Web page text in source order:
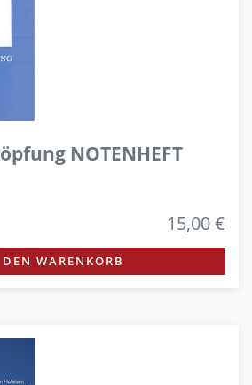
NOTENHEFT
15,00 €
WARENKORB